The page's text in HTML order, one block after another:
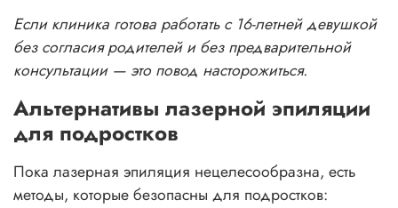
Если клиника готова работать с 16-летней девушкой
без согласия родителей и без предварительной
консультации — это повод насторожиться.
Альтернативы лазерной эпиляции
для подростков
Пока лазерная эпиляция нецелесообразна, есть
методы, которые безопасны для подростков: